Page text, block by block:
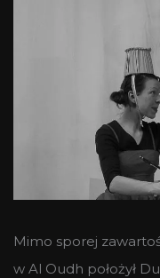
Mimo sporej
w Al Oudh położył